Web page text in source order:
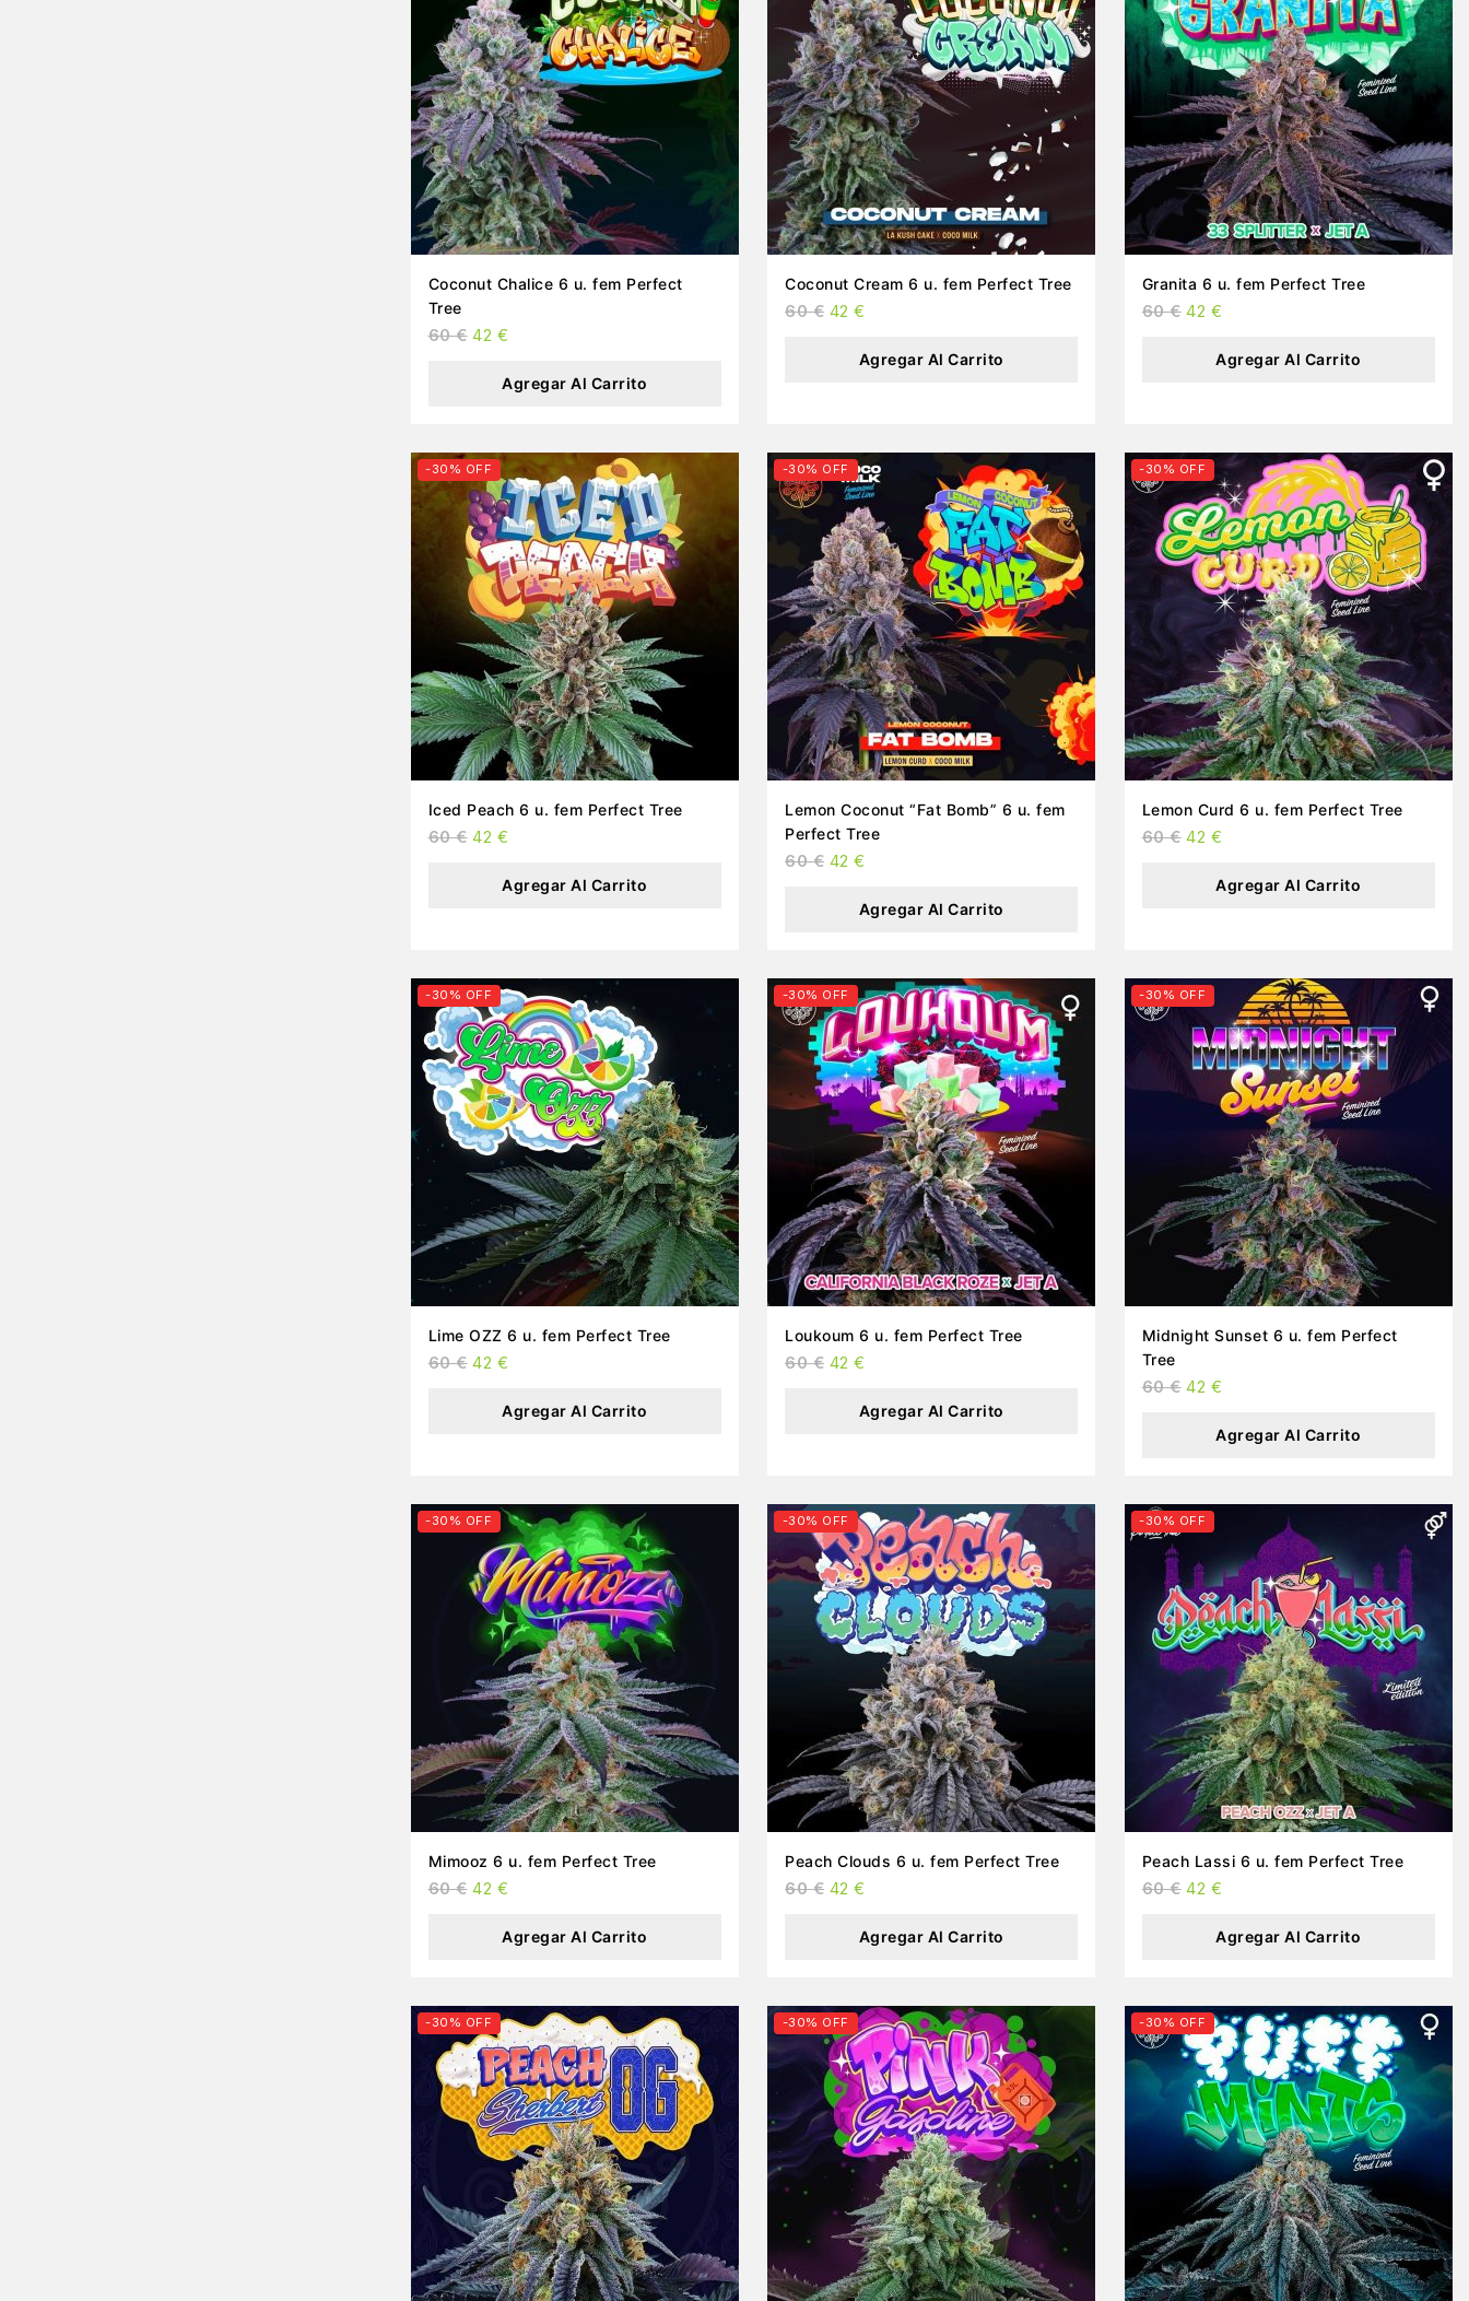
Coconut Chalice 6 u. fem Perfect
Tree
60€ 42 €
Agregar Al Carrito
Coconut Cream 6 u. fem Perfect Tree
60€ 42€
Agregar Al Carrito
Granita 6 u. fem Perfect Tree
60€ 42 €
Agregar Al Carrito
-30% OFF
Iced Peach 6 u. fem Perfect Tree
60€ 42 €
Agregar Al Carrito
-30% OFF
Lemon Coconut “Fat Bomb” 6 u. fem
Perfect Tree
60€ 42€
Agregar Al Carrito
-30% OFF
Lemon Curd 6 u. fem Perfect Tree
60€ 42 €
Agregar Al Carrito
-30% OFF
Lime OZZ 6 u. fem Perfect Tree
60€ 42 €
Agregar Al Carrito
-30% OFF
Loukoum 6 u. fem Perfect Tree
60€ 42€
Agregar Al Carrito
-30% OFF
Midnight Sunset 6 u. fem Perfect
Tree
60€ 42 €
Agregar Al Carrito
-30% OFF
Mimooz 6 u. fem Perfect Tree
60€ 42 €
Agregar Al Carrito
-30% OFF
Peach Clouds 6 u. fem Perfect Tree
60€ 42€
Agregar Al Carrito
-30% OFF
Peach Lassi 6 u. fem Perfect Tree
60€ 42 €
Agregar Al Carrito
-30% OFF -30% OFF -30% OFF